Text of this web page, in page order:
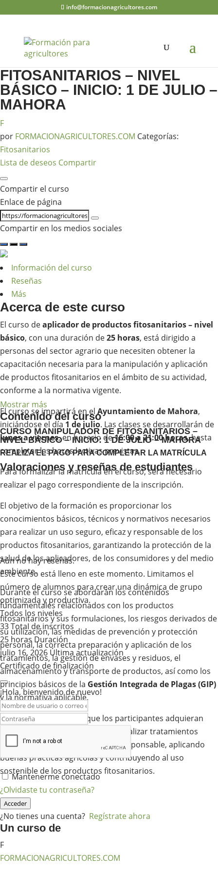
info@formacionagricultores.com
CURSO PRESENCIAL DE
MANIPULADOR DE
FITOSANITARIOS – NIVEL
BÁSICO – INICIO: 1 DE JULIO –
MAHORA
F
por FORMACIONAGRICULTORES.COM Categorías:
Fitosanitarios
Lista de deseos Compartir
Compartir el curso
Enlace de página
Compartir en los medios sociales
Información del curso
Reseñas
Más
Acerca de este curso
El curso deaplicador de productos fitosanitarios – nivel
básico, con una duración de25 horas, está dirigido a
personas del sector agrario que necesiten obtener la
capacitación necesaria para la manipulación y aplicación
de productos fitosanitarios en el ámbito de su actividad,
conforme a la normativa vigente.
El curso se impartirá en el Ayuntamiento de Mahora,
iniciándose el día 1 de julio. Las clases se desarrollarán de
lunes a viernes, en horario de16:00 a 21:00 horas, hasta
completar las horas lectivas previstas.
Para formalizar la matrícula en el curso, será necesario
realizar el pago correspondiente de la inscripción.
El objetivo de la formación es proporcionar los
conocimientos básicos, técnicos y normativos necesarios
para realizar un uso seguro, eficaz y responsable de los
productos fitosanitarios, garantizando la protección de la
salud de los aplicadores, de los consumidores y del medio
ambiente.
Durante el curso se abordarán los contenidos
fundamentales relacionados con los productos
fitosanitarios y sus formulaciones, los riesgos derivados de
su utilización, las medidas de prevención y protección
personal, la correcta preparación y aplicación de los
tratamientos, la gestión de envases y residuos, el
almacenamiento y transporte de productos, así como los
principios básicos de la Gestión Integrada de Plagas (GIP)
y la normativa aplicable.
La formación pretende que los participantes adquieran
una capacitación suficiente para realizar tratamientos
fitosanitarios de forma segura y responsable, aplicando
buenas prácticas agrícolas y contribuyendo al uso
sostenible de los productos fitosanitarios.
Mostrar más
Contenido del curso
CURSO MANIPULADOR DE FITOSANITARIOS –
NIVEL BÁSICO – INICIO: 1 DE JULIO – MAHORA
REALIZA EL PAGO PARA COMPLETAR LA MATRÍCULA
Valoraciones y reseñas de estudiantes
Aún no hay reseñas.
Este curso está lleno en este momento. Limitamos el
número de alumnos para crear una dinámica de grupo
optimizada y productiva.
Todos los niveles
33 TotaI de inscritos
25 horas Duración
julio 16, 2026 Última actualización
Certificado de finalización
¡Hola, bienvenido de nuevo!
Mantenerme conectado
¿Olvidaste tu contraseña?
Acceder
¿No tienes una cuenta? Regístrate ahora
Un curso de
F
FORMACIONAGRICULTORES.COM